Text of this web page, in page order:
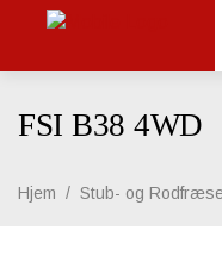
FSI B38 4WD
Hjem / Stub- og